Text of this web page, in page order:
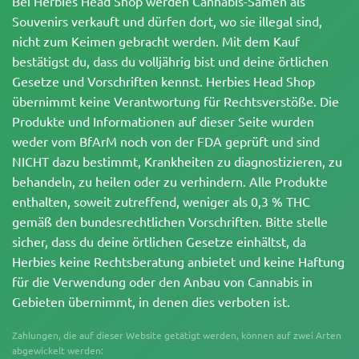
Souvenirs verkauft und dürfen dort, wo sie illegal sind,
nicht zum Keimen gebracht werden. Mit dem Kauf
bestätigst du, dass du volljährig bist und deine örtlichen
Gesetze und Vorschriften kennst. Herbies Head Shop
übernimmt keine Verantwortung für Rechtsverstöße. Die
Produkte und Informationen auf dieser Seite wurden
weder vom BfArM noch von der FDA geprüft und sind
NICHT dazu bestimmt, Krankheiten zu diagnostizieren, zu
behandeln, zu heilen oder zu verhindern. Alle Produkte
enthalten, soweit zutreffend, weniger als 0,3 % THC
gemäß den bundesrechtlichen Vorschriften. Bitte stelle
sicher, dass du deine örtlichen Gesetze einhältst, da
Herbies keine Rechtsberatung anbietet und keine Haftung
für die Verwendung oder den Anbau von Cannabis in
Gebieten übernimmt, in denen dies verboten ist.
Zahlungen, die auf dieser Website getätigt werden, können auf zwei Arten
abgewickelt werden: